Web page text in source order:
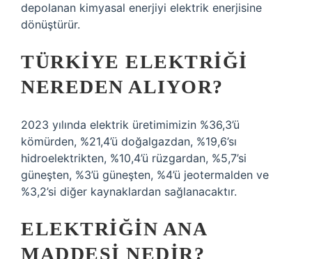
depolanan kimyasal enerjiyi elektrik enerjisine
dönüştürür.
TÜRKIYE ELEKTRIĞI
NEREDEN ALIYOR?
2023 yılında elektrik üretimimizin %36,3’ü
kömürden, %21,4’ü doğalgazdan, %19,6’sı
hidroelektrikten, %10,4’ü rüzgardan, %5,7’si
güneşten, %3’ü güneşten, %4’ü jeotermalden ve
%3,2’si diğer kaynaklardan sağlanacaktır.
ELEKTRIĞIN ANA
MADDESI NEDIR?